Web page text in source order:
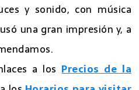
y sonido, con música
una gran impresión y, a
a losPrecios de la